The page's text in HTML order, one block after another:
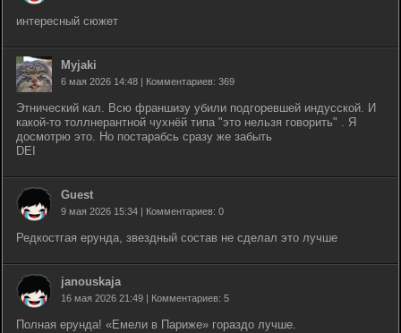
интересный сюжет
Myjaki
6 мая 2026 14:48 | Комментариев: 369
Этнический кал. Всю франшизу убили подгоревшей индусской. И
какой-то толлнерантной чухнёй типа "это нельзя говорить" . Я
досмотрю это. Но постарабсь сразу же забыть
DEI
Guest
9 мая 2026 15:34 | Комментариев: 0
Редкостгая ерунда, звездный состав не сделал это лучше
janouskaja
16 мая 2026 21:49 | Комментариев: 5
Полная ерунда! «Емели в Париже» гораздо лучше.